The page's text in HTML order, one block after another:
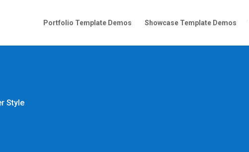
Portfolio Template Demos Showcase Template Demos
Style